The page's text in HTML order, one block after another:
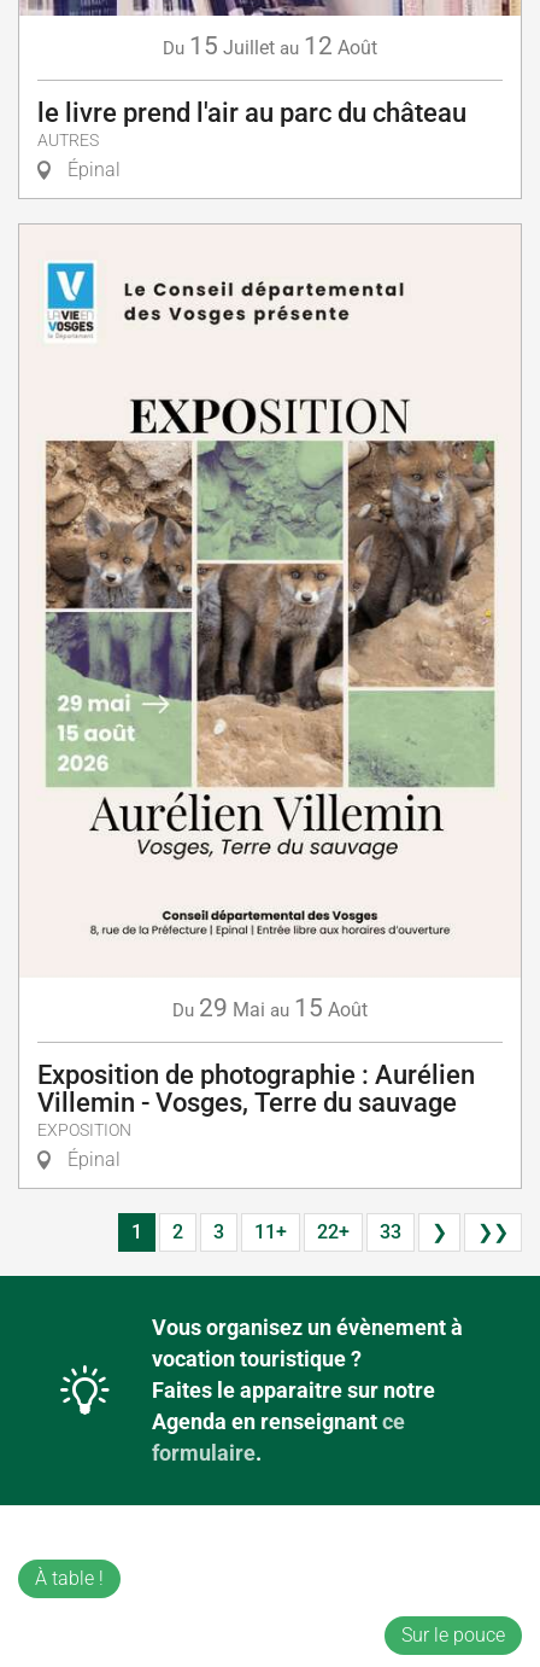
Du 15 Juillet au 12 Août
le livre prend l'air au parc du château
AUTRES
Épinal
Du 29 Mai au 15 Août
Exposition de photographie : Aurélien
Villemin - Vosges, Terre du sauvage
EXPOSITION
Épinal
1 2 3 11+ 22+ 33 ❯ ❯❯
Vous organisez un évènement à
vocation touristique ?
Faites le apparaitre sur notre
Agenda en renseignantce
formulaire.
À table !
Sur le pouce